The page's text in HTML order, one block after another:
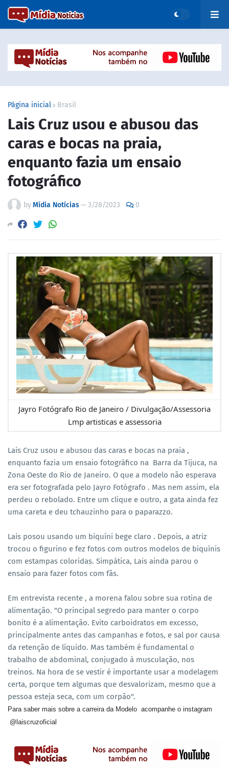
Página inicial Brasil
Lais Cruz usou e abusou das
caras e bocas na praia,
enquanto fazia um ensaio
fotográfico
byMídia Notícias—3/28/2023 0
Jayro Fotógrafo Rio de Janeiro / Divulgação/Assessoria
Lmp artisticas e assessoria
Lais Cruz usou e abusou das caras e bocas na praia ,
enquanto fazia um ensaio fotográfico na Barra da Tijuca, na
Zona Oeste do Rio de Janeiro. O que a modelo não esperava
era ser fotografada pelo Jayro Fotógrafo . Mas nem assim, ela
perdeu o rebolado. Entre um clique e outro, a gata ainda fez
uma careta e deu tchauzinho para o paparazzo.
Lais posou usando um biquíni bege claro . Depois, a atriz
trocou o figurino e fez fotos com outros modelos de biquínis
com estampas coloridas. Simpática, Lais ainda parou o
ensaio para fazer fotos com fãs.
Em entrevista recente , a morena falou sobre sua rotina de
alimentação. "O principal segredo para manter o corpo
bonito é a alimentação. Evito carboidratos em excesso,
principalmente antes das campanhas e fotos, e sal por causa
da retenção de líquido. Mas também é fundamental o
trabalho de abdominal, conjugado à musculação, nos
treinos. Na hora de se vestir é importante usar a modelagem
certa, porque tem algumas que desvalorizam, mesmo que a
pessoa esteja seca, com um corpão".
Para saber mais sobre a carreira da Modelo acompanhe o instagram
@laiscruzoficial